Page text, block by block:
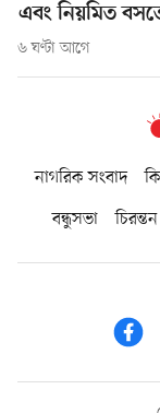
এবং নিয়মিত
৬ ঘণ্টা আগে
নাগরিক সংবাদ
বন্ধুসভা